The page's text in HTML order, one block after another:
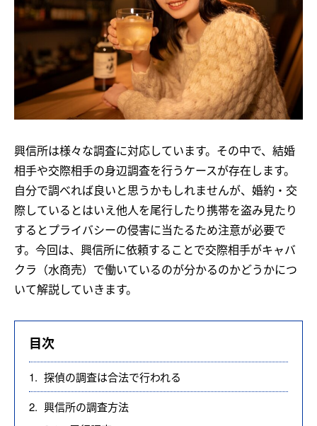
興信所は様々な調査に対応しています。その中で、結婚
相手や交際相手の身辺調査を行うケースが存在します。
自分で調べれば良いと思うかもしれませんが、婚約・交
際しているとはいえ他人を尾行したり携帯を盗み見たり
するとプライバシーの侵害に当たるため注意が必要で
す。今回は、興信所に依頼することで交際相手がキャバ
クラ（水商売）で働いているのが分かるのかどうかにつ
いて解説していきます。
目次
1. 探偵の調査は合法で行われる
2. 興信所の調査方法